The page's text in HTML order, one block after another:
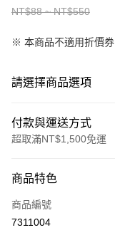
NT$88 ~ NT$550
※ 本商品不適用折價券
請選擇商品選項
付款與運送方式
超取滿NT$1,500免運
信用卡一次付款
信用卡分期付款
商品特色
商品編號
7311004